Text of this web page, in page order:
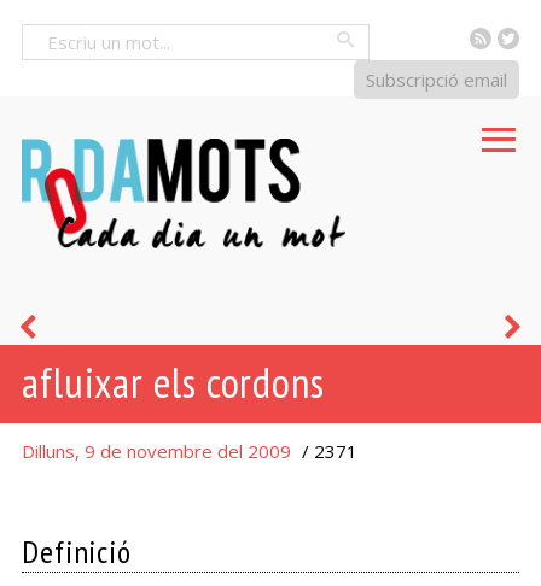
RSS
Subscripció email
afluixar els cordons
Dilluns, 9 de novembre del 2009 / 2371
Definició
anar-
se'n
al